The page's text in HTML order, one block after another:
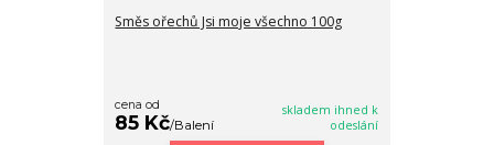
Směs ořechů Jsi moje všechno 100g
cena od
85 Kč/Balení
skladem ihned k
odeslání